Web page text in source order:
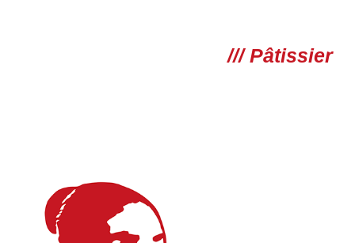
/// Pâtissier